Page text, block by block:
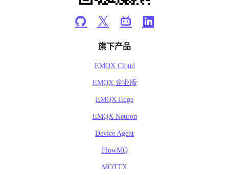
旗下产品
EMQX Cloud
EMQX 企业版
EMQX Edge
EMQX Neuron
Device Agent
FlowMQ
MQTTX